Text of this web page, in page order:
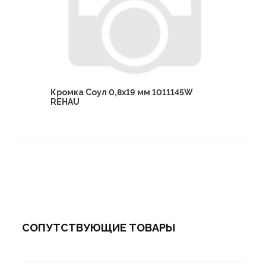
Кромка Соул 0,8х19 мм 1011145W
REHAU
СОПУТСТВУЮЩИЕ ТОВАРЫ